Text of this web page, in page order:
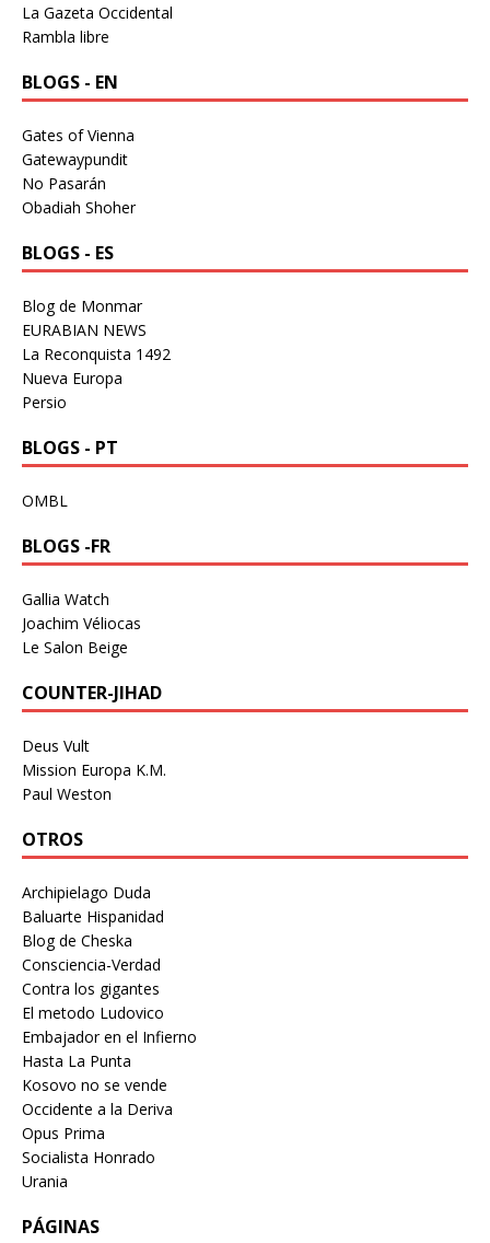
La Gazeta Occidental
Rambla libre
BLOGS - EN
Gates of Vienna
Gatewaypundit
No Pasarán
Obadiah Shoher
BLOGS - ES
Blog de Monmar
EURABIAN NEWS
La Reconquista 1492
Nueva Europa
Persio
BLOGS - PT
OMBL
BLOGS -FR
Gallia Watch
Joachim Véliocas
Le Salon Beige
COUNTER-JIHAD
Deus Vult
Mission Europa K.M.
Paul Weston
OTROS
Archipielago Duda
Baluarte Hispanidad
Blog de Cheska
Consciencia-Verdad
Contra los gigantes
El metodo Ludovico
Embajador en el Infierno
Hasta La Punta
Kosovo no se vende
Occidente a la Deriva
Opus Prima
Socialista Honrado
Urania
PÁGINAS